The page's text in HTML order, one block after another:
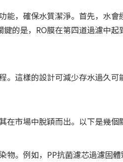
，確保水質潔淨。首先，水
的是，RO膜在第四道過濾中
這樣的設計可減少存水過久可
市場中脫穎而出。以下是幾個
。例如，PP抗菌濾芯過濾固